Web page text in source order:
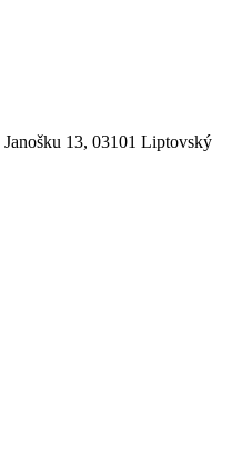
13, 03101 Liptovský